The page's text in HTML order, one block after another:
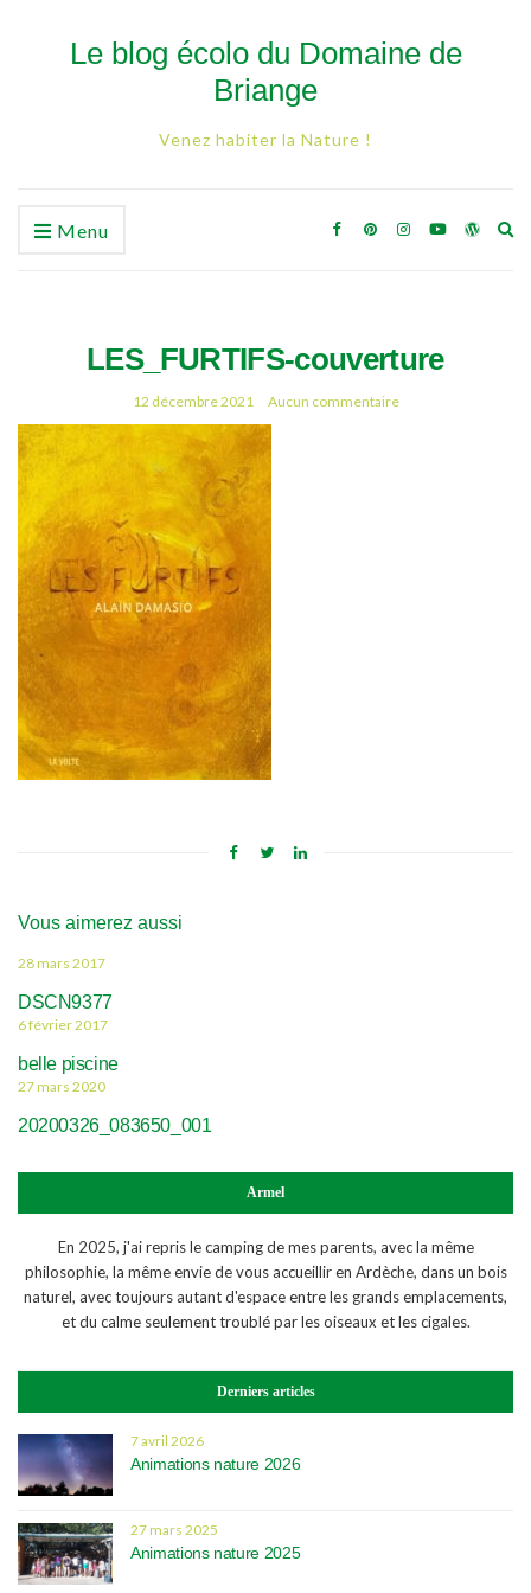
Le blog écolo du Domaine de
Briange
Venez habiter la Nature !
Menu
LES_FURTIFS-couverture
12 décembre 2021 Aucun commentaire
Vous aimerez aussi
28 mars 2017
DSCN9377
6 février 2017
belle piscine
27 mars 2020
20200326_083650_001
Armel
En 2025, j'ai repris le camping de mes parents, avec la même
philosophie, la même envie de vous accueillir en Ardèche, dans un bois
naturel, avec toujours autant d'espace entre les grands emplacements,
et du calme seulement troublé par les oiseaux et les cigales.
Derniers articles
7 avril 2026
Animations nature 2026
27 mars 2025
Animations nature 2025